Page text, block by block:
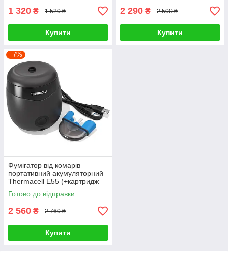
1 320 ₴ 1 520 ₴
Купити
2 290 ₴ 2 500 ₴
Купити
–7%
Фумігатор від комарів
портативний акумуляторний
Thermacell E55 (+картридж
на 40 годин)
Готово до відправки
2 560 ₴ 2 760 ₴
Купити